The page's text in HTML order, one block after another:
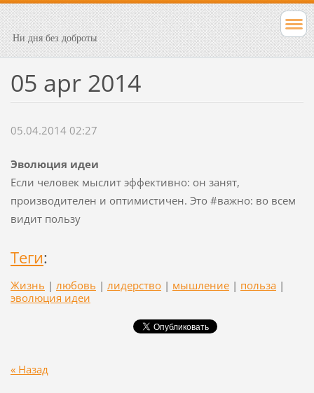
Ни дня без доброты
05 apr 2014
05.04.2014 02:27
Эволюция идеи
Если человек мыслит эффективно: он занят,
производителен и оптимистичен. Это #важно: во всем
видит пользу
Теги:
Жизнь | любовь | лидерство | мышление | польза |
эволюция идеи
« Назад